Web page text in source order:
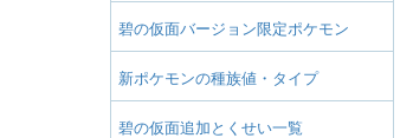
碧の仮面バージョン限定ポケモン
新ポケモンの種族値・タイプ
碧の仮面追加とくせい一覧